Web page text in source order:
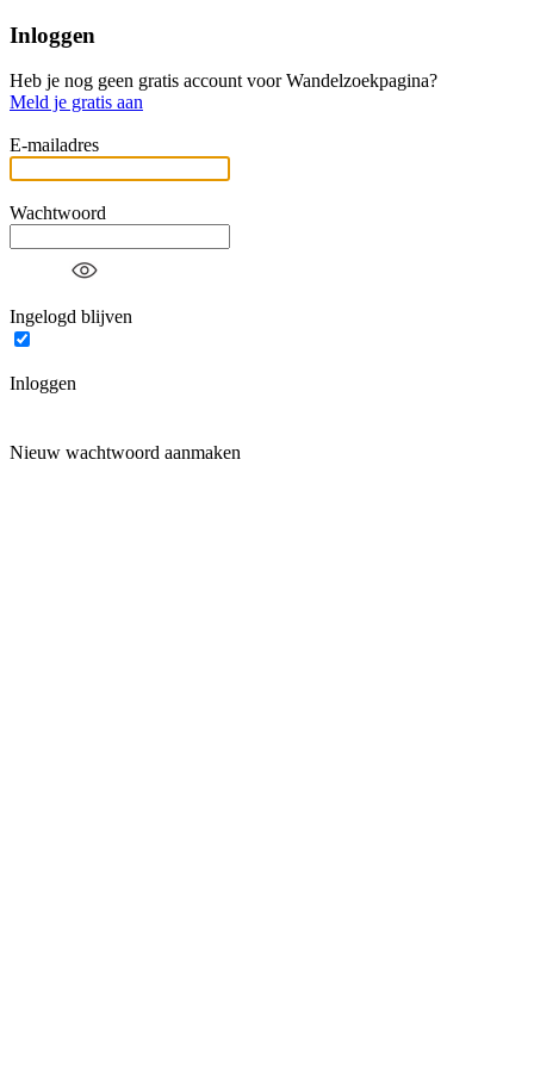
Inloggen
Heb je nog geen gratis account voor Wandelzoekpagina?
Meld je gratis aan
E-mailadres
Wachtwoord
Ingelogd blijven
Inloggen
Nieuw wachtwoord aanmaken